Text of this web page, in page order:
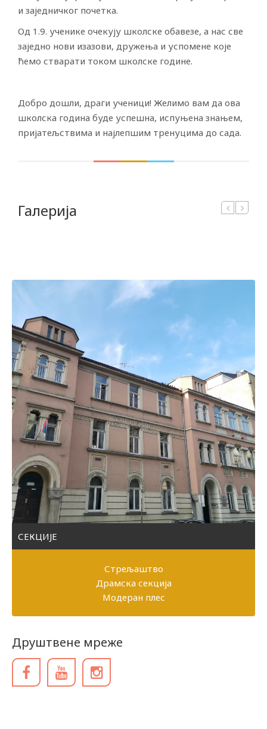
и заједничког почетка.
Од 1.9. ученике очекују школске обавезе, а нас све
заједно нови изазови, дружења и успомене које
ћемо стварати током школске године.
Добро дошли, драги ученици! Желимо вам да ова
школска година буде успешна, испуњена знањем,
пријатељствима и најлепшим тренуцима до сада.
Галерија
СЕКЦИЈЕ
Стрељаштво
Драмска секција
Модеран плес
Друштвене мреже